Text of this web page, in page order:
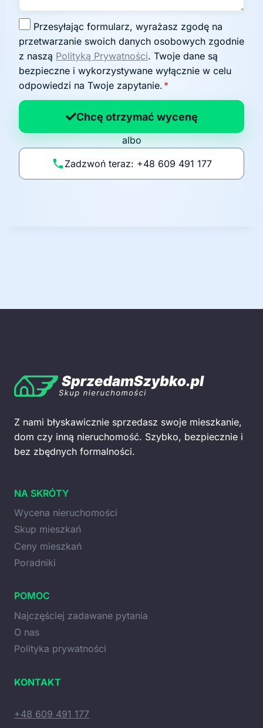
g
o
d
a
n
p
li
t
przetwarzanie swoich danych osobowych zgodnie
z naszą Polityką Prywatności. Twoje dane są
bezpieczne i wykorzystywane wyłącznie w celu
odpowiedzi na Twoje zapytanie. *
Chcę otrzymać wycenę
albo
Zadzwoń teraz: +48 609 491 177
Z nami błyskawicznie sprzedasz swoje mieszkanie,
dom czy inną nieruchomość. Szybko, bezpiecznie i
bez zbędnych formalności.
NA SKRÓTY
Wycena nieruchomości
Skup mieszkań
Ceny mieszkań
Poradniki
POMOC
Najczęściej zadawane pytania
O nas
Polityka prywatności
KONTAKT
+48 609 491 177